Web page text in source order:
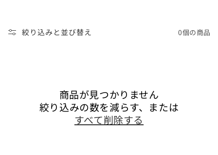
絞り込みと並び替え 0個の商品
商品が見つかりません
絞り込みの数を減らす、または
すべて削除する